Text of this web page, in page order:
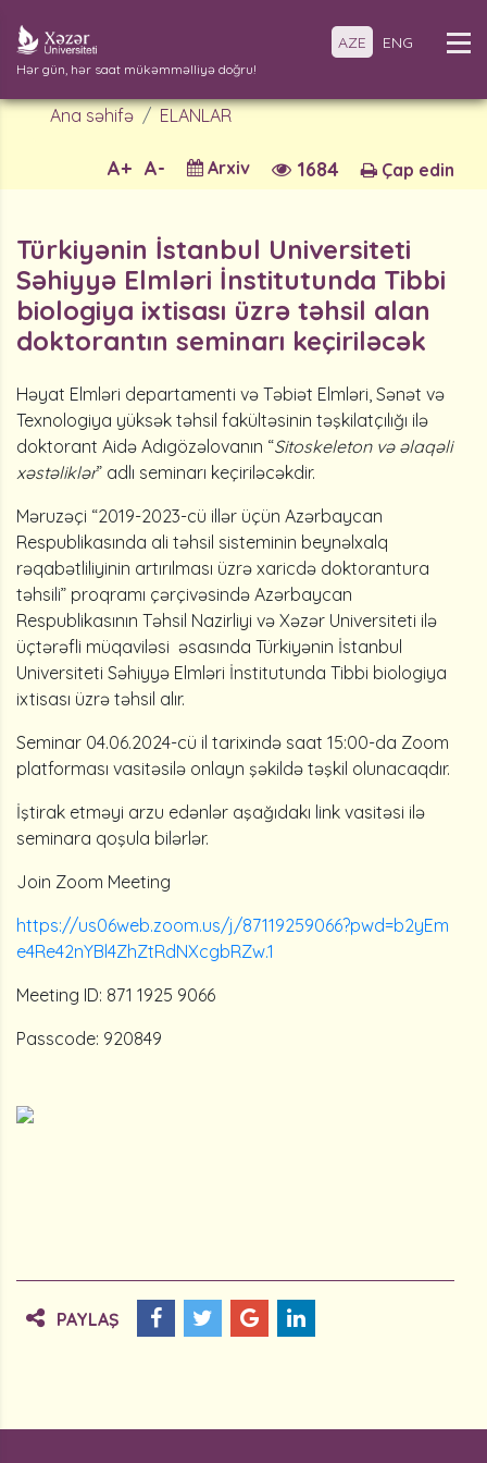
Hər gün, hər saat mükəmməlliyə doğru!
AZE ENG
Ana səhifə ELANLAR
Çap edin
1684
Arxiv
A-
A+
Türkiyənin İstanbul Universiteti
Səhiyyə Elmləri İnstitutunda Tibbi
biologiya ixtisası üzrə təhsil alan
doktorantın seminarı keçiriləcək
Həyat Elmləri departamenti və Təbiət Elmləri, Sənət və
Texnologiya yüksək təhsil fakültəsinin təşkilatçılığı ilə
doktorant Aidə Adıgözəlovanın “Sitoskeleton və əlaqəli
xəstəliklər” adlı seminarı keçiriləcəkdir.
Məruzəçi “2019-2023-cü illər üçün Azərbaycan
Respublikasında ali təhsil sisteminin beynəlxalq
rəqabətliliyinin artırılması üzrə xaricdə doktorantura
təhsili” proqramı çərçivəsində Azərbaycan
Respublikasının Təhsil Nazirliyi və Xəzər Universiteti ilə
üçtərəfli müqaviləsi əsasında Türkiyənin İstanbul
Universiteti Səhiyyə Elmləri İnstitutunda Tibbi biologiya
ixtisası üzrə təhsil alır.
Seminar 04.06.2024-cü il tarixində saat 15:00-da Zoom
platforması vasitəsilə onlayn şəkildə təşkil olunacaqdır.
İştirak etməyi arzu edənlər aşağıdakı link vasitəsi ilə
seminara qoşula bilərlər.
Join Zoom Meeting
https://us06web.zoom.us/j/87119259066?pwd=b2yEm
e4Re42nYBl4ZhZtRdNXcgbRZw.1
Meeting ID: 871 1925 9066
Passcode: 920849
PAYLAŞ